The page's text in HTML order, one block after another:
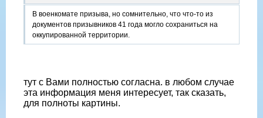
В военкомате призыва, но сомнительно, что что-то из
документов призывников 41 года могло сохраниться на
оккупированной территории.
тут с Вами полностью согласна. в любом случае
эта информация меня интересует, так сказать,
для полноты картины.